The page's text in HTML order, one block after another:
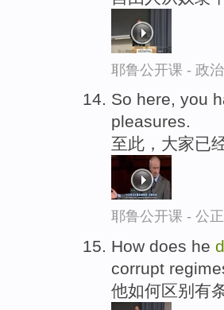
耶鲁公开课 - 政
So here, you
pleasures.
至此，大家已
耶鲁公开课 - 公
How does he
corrupt
他如何区别有